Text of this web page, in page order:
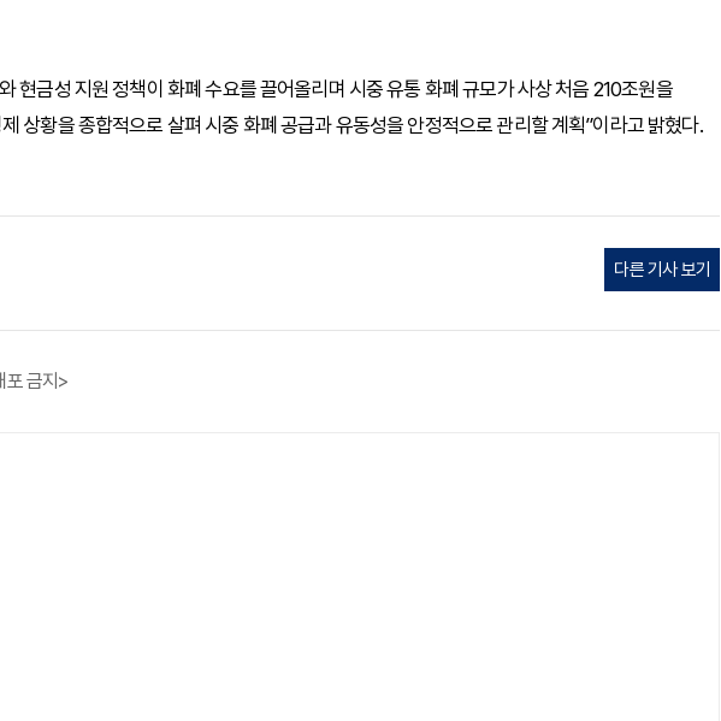
현금성 지원 정책이 화폐 수요를 끌어올리며 시중 유통 화폐 규모가 사상 처음 210조원을
상황을 종합적으로 살펴 시중 화폐 공급과 유동성을 안정적으로 관리할 계획”이라고 밝혔다.
다른 기사 보기
포 금지>